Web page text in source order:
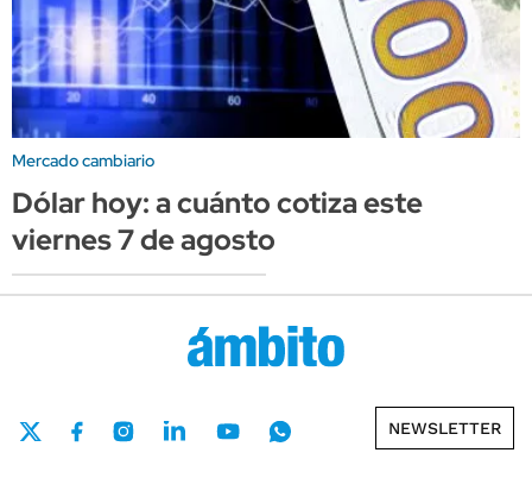
Mercado cambiario
Dólar hoy: a cuánto cotiza este
viernes 7 de agosto
NEWSLETTER